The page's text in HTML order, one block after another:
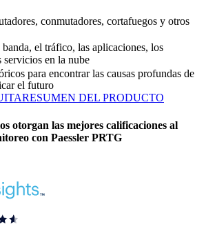
conmutadores, cortafuegos y otros
el tráfico, las aplicaciones, los
servicios en la nube
para encontrar las causas profundas de
el futuro
RESUMEN DEL PRODUCTO
otorgan las mejores calificaciones al
con Paessler PRTG